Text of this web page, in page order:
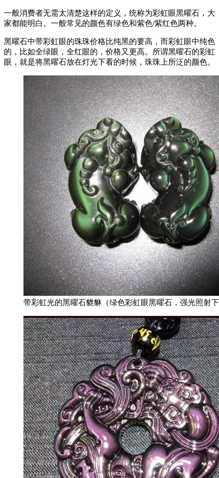
一般消费者无需太清楚这样的定义，统称为彩虹眼黑曜石，大
家都能明白。一般常见的颜色有绿色和紫色/紫红色两种。
黑曜石中带彩虹眼的珠珠价格比纯黑的要高，而彩虹眼中纯色
的，比如全绿眼，全红眼的，价格又更高。所谓黑曜石的彩虹
眼，就是将黑曜石放在灯光下看的时候，珠珠上所泛的颜色。
带彩虹光的黑曜石貔貅（绿色彩虹眼黑曜石，强光照射